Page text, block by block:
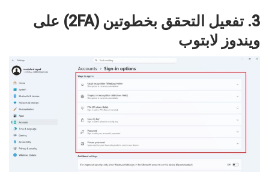
3. تفعيل التحقق بخطوتين (2FA) على
ويندوز لابتوب